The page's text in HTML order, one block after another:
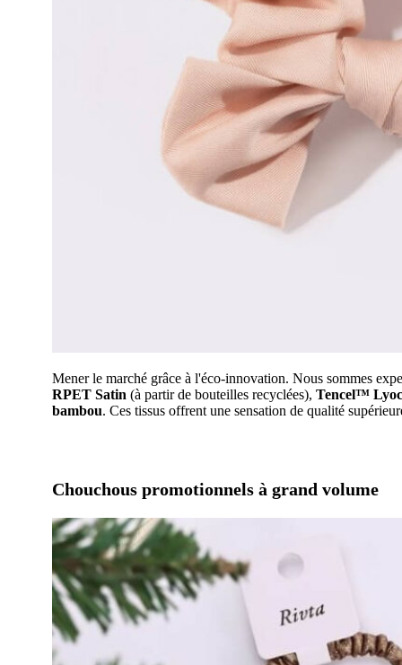
Mener le marché grâce à l'éco-innovation. Nous sommes
RPET Satin (à partir de bouteilles recyclées), Tencel™
bambou. Ces tissus offrent une sensation de qualité
Chouchous promotionnels à grand volume